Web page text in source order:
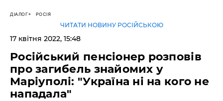
ДІАЛОГ РОСІЯ
ЧИТАТИ НОВИНУ РОСІЙСЬКОЮ
17 квітня 2022, 15:48
Російський пенсіонер розповів
про загибель знайомих у
Маріуполі: "Україна ні на кого не
нападала"